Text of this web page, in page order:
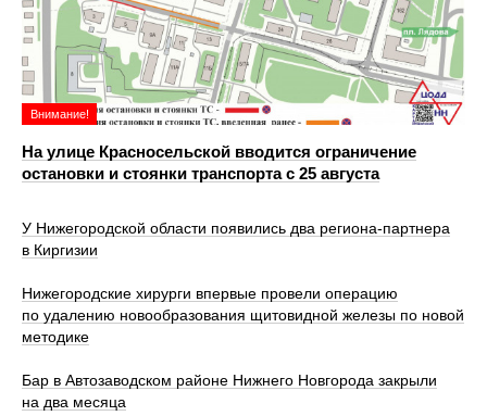
Внимание!
На улице Красносельской вводится ограничение
остановки и стоянки транспорта с 25 августа
У Нижегородской области появились два региона-партнера
в Киргизии
Нижегородские хирурги впервые провели операцию
по удалению новообразования щитовидной железы по новой
методике
Бар в Автозаводском районе Нижнего Новгорода закрыли
на два месяца